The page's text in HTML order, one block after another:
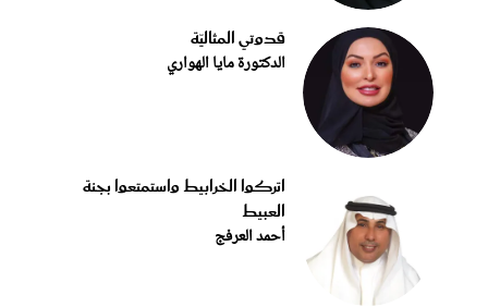
قدوتي المثاليّة
الدكتورة مايا الهواري
اتركوا الخرابيط واستمتعوا بجنة
العبيط
أحمد العرفج